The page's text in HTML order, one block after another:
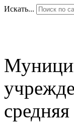
Искать...